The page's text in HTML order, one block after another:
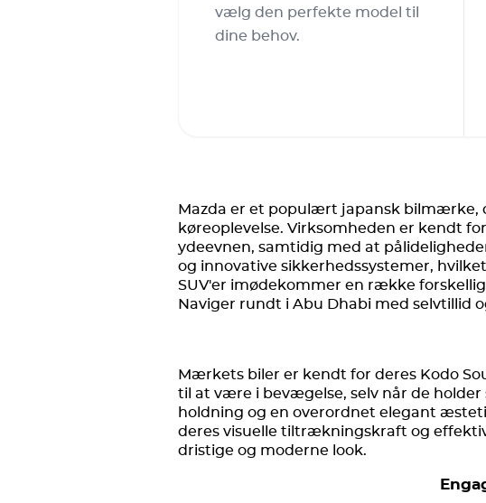
vælg den perfekte model til
dine behov.
Mazda er et populært japansk bilmærke,
køreoplevelse. Virksomheden er kendt
ydeevnen, samtidig med at
og innovative sikkerhedssystemer,
SUV'er imødekommer en række
Naviger rundt i Abu Dhabi med selvtillid
Mærkets biler er kendt for deres Kodo
til at være i bevægelse, selv når de
holdning og en overordnet elegant
deres visuelle tiltrækningskraft og
dristige og moderne look.